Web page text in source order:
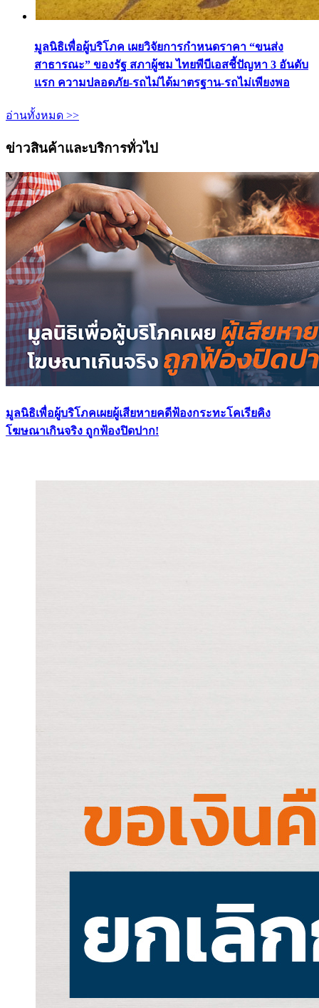
มูลนิธิเพื่อผู้บริโภค เผยวิจัยการกำหนดราคา “ขนส่ง
สาธารณะ” ของรัฐ สภาผู้ชม ไทยพีบีเอสชี้ปัญหา 3 อันดับ
แรก ความปลอดภัย-รถไม่ได้มาตรฐาน-รถไม่เพียงพอ
อ่านทั้งหมด >>
ข่าวสินค้าและบริการทั่วไป
มูลนิธิเพื่อผู้บริโภคเผยผู้เสียหายคดีฟ้องกระทะโคเรียคิง
โฆษณาเกินจริง ถูกฟ้องปิดปาก!